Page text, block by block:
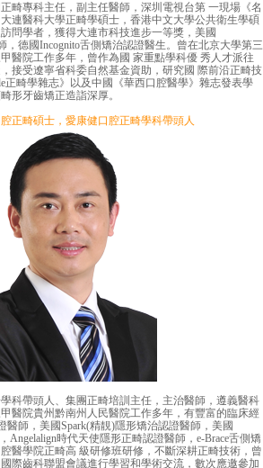
專科主任，副主任醫師，深圳電視台第 一現場《名
連醫科大學正畸學碩士，香港中文大學公共衛生學碩
問學者，獲得大連市科技進步一等獎，美國
，德國Incognito舌側矯治認證醫生。曾在北京大學第三
醫院工作多年，曾作為國 家重點學科優 秀人才派往
接受遼寧省科委自然基金資助，研究國 際前沿正畸技
正畸學雜志》以及中國《華西口腔醫學》雜志發表學
形牙齒矯正造詣深厚。
畸碩士，愛康健口腔正畸學科帶頭人
帶頭人、集團正畸培訓主任，主治醫師，遵義醫科
醫院貴州黔南州人民醫院工作多年，有豐富的臨床經
醫師，美國Spark(精靚)隱形矯治認證醫師，美國
時代天使隱形正畸認證醫師，e-Brace舌側矯
醫學院正畸高 級研修班研修，不斷深耕正畸技術，曾
際齒科聯盟會議進行學習和學術交流，數次應邀參加